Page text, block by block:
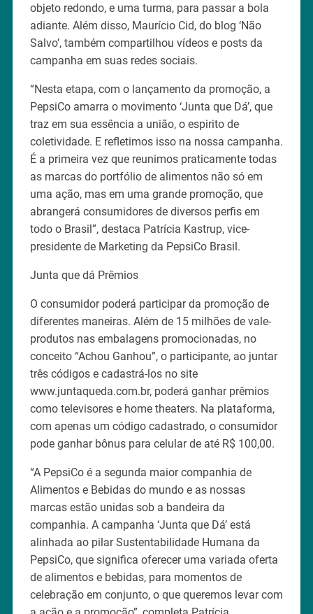
objeto redondo, e uma turma, para passar a bola
adiante. Além disso, Maurício Cid, do blog ‘Não
Salvo’, também compartilhou vídeos e posts da
campanha em suas redes sociais.
“Nesta etapa, com o lançamento da promoção, a
PepsiCo amarra o movimento ‘Junta que Dá’, que
traz em sua essência a união, o espirito de
coletividade. E refletimos isso na nossa campanha.
É a primeira vez que reunimos praticamente todas
as marcas do portfólio de alimentos não só em
uma ação, mas em uma grande promoção, que
abrangerá consumidores de diversos perfis em
todo o Brasil”, destaca Patrícia Kastrup, vice-
presidente de Marketing da PepsiCo Brasil.
Junta que dá Prêmios
O consumidor poderá participar da promoção de
diferentes maneiras. Além de 15 milhões de vale-
produtos nas embalagens promocionadas, no
conceito “Achou Ganhou”, o participante, ao juntar
três códigos e cadastrá-los no site
www.juntaqueda.com.br, poderá ganhar prêmios
como televisores e home theaters. Na plataforma,
com apenas um código cadastrado, o consumidor
pode ganhar bônus para celular de até R$ 100,00.
“A PepsiCo é a segunda maior companhia de
Alimentos e Bebidas do mundo e as nossas
marcas estão unidas sob a bandeira da
companhia. A campanha ‘Junta que Dá’ está
alinhada ao pilar Sustentabilidade Humana da
PepsiCo, que significa oferecer uma variada oferta
de alimentos e bebidas, para momentos de
celebração em conjunto, o que queremos levar com